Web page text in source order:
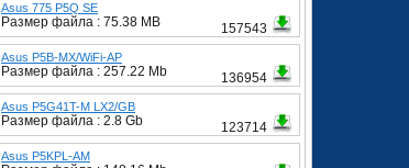
Asus 775 P5Q SE
Размер файла : 75.38 MB 157543
Asus P5B-MX/WiFi-AP
Размер файла : 257.22 Mb 136954
Asus P5G41T-M LX2/GB
Размер файла : 2.8 Gb 123714
Asus P5KPL-AM